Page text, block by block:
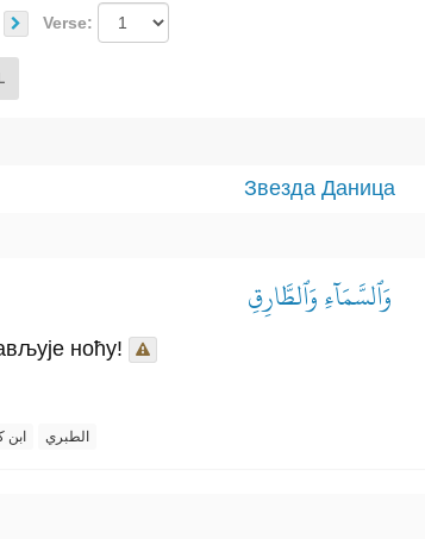
Verse:
Звезда Даница
وَٱلسَّمَآءِ وَٱلطَّارِقِ
ноћу!
ابن الطبري